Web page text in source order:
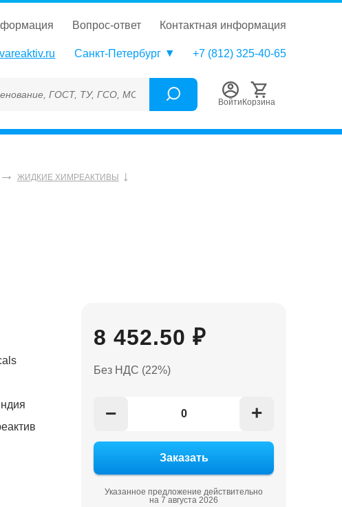
вопрос-ответ контактная информация
Санкт-Петербург +7 (812) 325-40-65
ГОСТ, ТУ, ГСО, МСО, ОСО, СОП, ГРСИ, Каталожный номер (Артикул),
Войти Корзина
ЖИДКИЕ ХИМРЕАКТИВЫ
8 452.50 ₽
Без НДС (22%)
− +
Указанное предложение действительно
на 7 августа 2026